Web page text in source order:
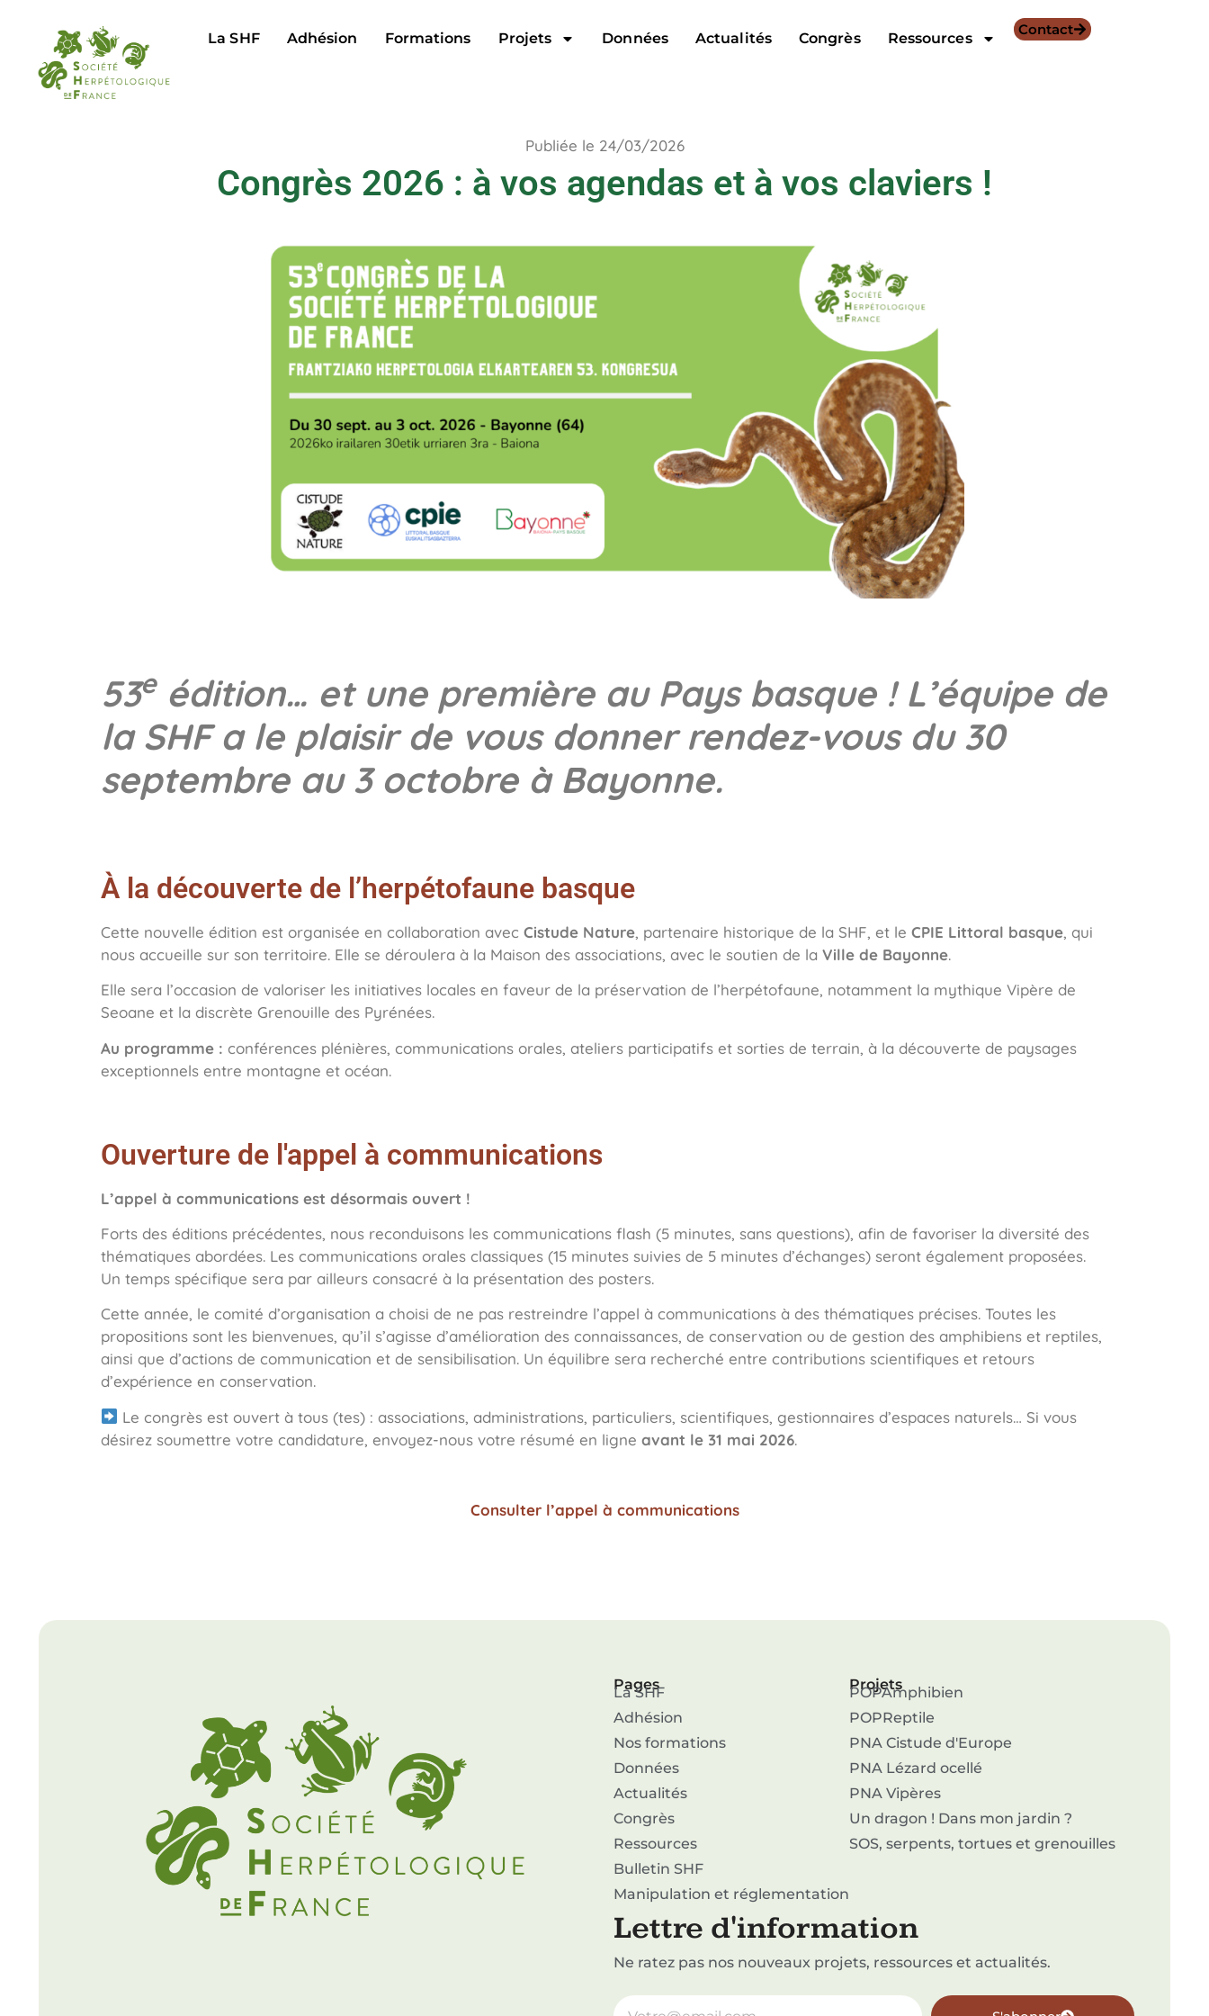
La SHF Adhésion Formations Projets Données Actualités Congrès Ressources
Contact
Publiée le 24/03/2026
Congrès 2026 : à vos agendas et à vos claviers !
53eédition… et une première au Pays basque ! L’équipe de
la SHF a le plaisir de vous donner rendez-vous du 30
septembre au 3 octobre à Bayonne.
À la découverte de l’herpétofaune basque
Cette nouvelle édition est organisée en collaboration avec Cistude Nature, partenaire historique de la SHF, et le CPIE Littoral basque, qui
nous accueille sur son territoire. Elle se déroulera à la Maison des associations, avec le soutien de la Ville de Bayonne.
Elle sera l’occasion de valoriser les initiatives locales en faveur de la préservation de l’herpétofaune, notamment la mythique Vipère de
Seoane et la discrète Grenouille des Pyrénées.
Au programme : conférences plénières, communications orales, ateliers participatifs et sorties de terrain, à la découverte de paysages
exceptionnels entre montagne et océan.
Ouverture de l'appel à communications
L’appel à communications est désormais ouvert !
Forts des éditions précédentes, nous reconduisons les communications flash (5 minutes, sans questions), afin de favoriser la diversité des
thématiques abordées. Les communications orales classiques (15 minutes suivies de 5 minutes d’échanges) seront également proposées.
Un temps spécifique sera par ailleurs consacré à la présentation des posters.
Cette année, le comité d’organisation a choisi de ne pas restreindre l’appel à communications à des thématiques précises. Toutes les
propositions sont les bienvenues, qu’il s’agisse d’amélioration des connaissances, de conservation ou de gestion des amphibiens et reptiles,
ainsi que d’actions de communication et de sensibilisation. Un équilibre sera recherché entre contributions scientifiques et retours
d’expérience en conservation.
Le congrès est ouvert à tous (tes) : associations, administrations, particuliers, scientifiques, gestionnaires d’espaces naturels… Si vous
désirez soumettre votre candidature, envoyez-nous votre résumé en ligne avant le 31 mai 2026.
Consulter l’appel à communications
Pages
La SHF
Adhésion
Nos formations
Données
Actualités
Congrès
Ressources
Bulletin SHF
Manipulation et réglementation
Projets
POPAmphibien
POPReptile
PNA Cistude d'Europe
PNA Lézard ocellé
PNA Vipères
Un dragon ! Dans mon jardin ?
SOS, serpents, tortues et grenouilles
Lettre d'information
Ne ratez pas nos nouveaux projets, ressources et actualités.